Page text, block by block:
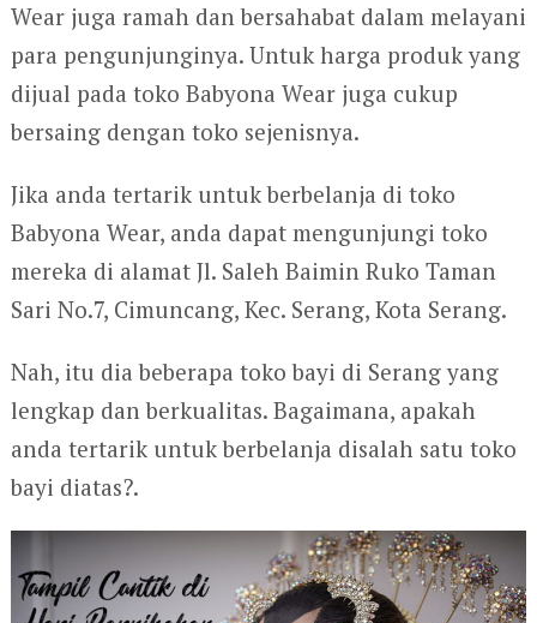
Wear juga ramah dan bersahabat dalam melayani
para pengunjunginya. Untuk harga produk yang
dijual pada toko Babyona Wear juga cukup
bersaing dengan toko sejenisnya.
Jika anda tertarik untuk berbelanja di toko
Babyona Wear, anda dapat mengunjungi toko
mereka di alamat Jl. Saleh Baimin Ruko Taman
Sari No.7, Cimuncang, Kec. Serang, Kota Serang.
Nah, itu dia beberapa toko bayi di Serang yang
lengkap dan berkualitas. Bagaimana, apakah
anda tertarik untuk berbelanja disalah satu toko
bayi diatas?.